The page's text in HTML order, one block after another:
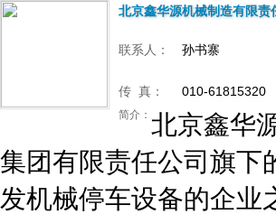
北京鑫华源机械制造有限责
联系人： 孙书寨
传 真： 010-61815320
简介： 北京鑫华
集团有限责任公司旗下
发机械停车设备的企业